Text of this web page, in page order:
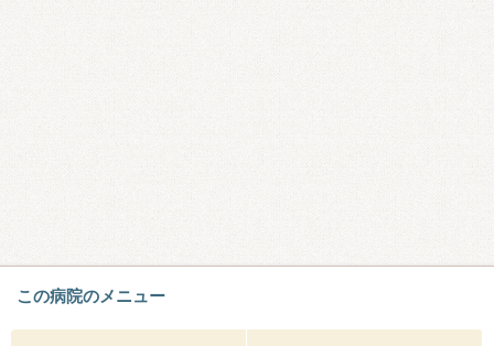
この病院のメニュー